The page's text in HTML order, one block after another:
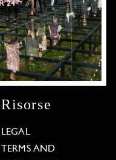
Risorse
LEGAL
TERMS AND